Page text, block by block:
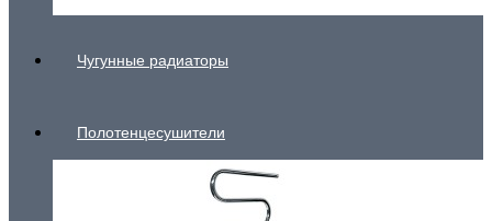
Чугунные радиаторы
Полотенцесушители